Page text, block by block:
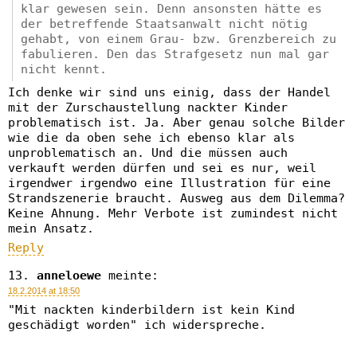
klar gewesen sein. Denn ansonsten hätte es
der betreffende Staatsanwalt nicht nötig
gehabt, von einem Grau- bzw. Grenzbereich zu
fabulieren. Den das Strafgesetz nun mal gar
nicht kennt.
Ich denke wir sind uns einig, dass der Handel
mit der Zurschaustellung nackter Kinder
problematisch ist. Ja. Aber genau solche Bilder
wie die da oben sehe ich ebenso klar als
unproblematisch an. Und die müssen auch
verkauft werden dürfen und sei es nur, weil
irgendwer irgendwo eine Illustration für eine
Strandszenerie braucht. Ausweg aus dem Dilemma?
Keine Ahnung. Mehr Verbote ist zumindest nicht
mein Ansatz.
Reply
anneloewe meinte:
18.2.2014 at 18:50
"Mit nackten kinderbildern ist kein Kind
geschädigt worden" ich widerspreche.